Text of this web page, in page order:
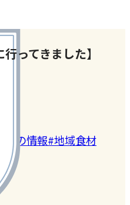
ってきました】
もの情報#地域食材